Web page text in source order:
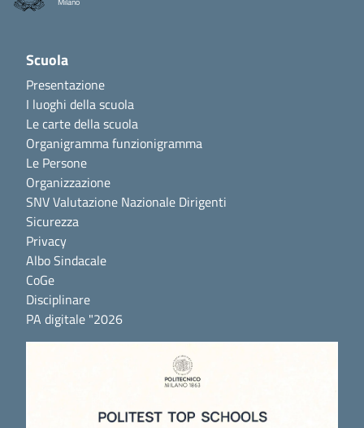
Scuola
Presentazione
I luoghi della scuola
Le carte della scuola
Organigramma funzionigramma
Le Persone
Organizzazione
SNV Valutazione Nazionale Dirigenti
Sicurezza
Privacy
Albo Sindacale
CoGe
Disciplinare
PA digitale "2026